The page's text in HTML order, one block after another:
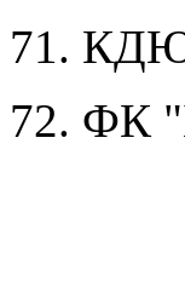
71.
72. ФК